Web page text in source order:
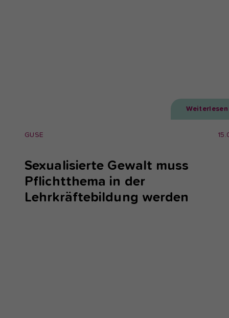
Weiterlesen
GUSE
Sexualisierte Gewalt muss
Pflichtthema in der
Lehrkräftebildung werden